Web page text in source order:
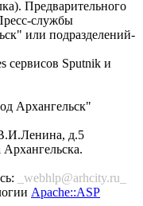
Предварительного
службы
или подразделений-
сервисов Sputnik и
Архангельск"
д.5
_webhlp@arhcity.ru_
Apache::ASP